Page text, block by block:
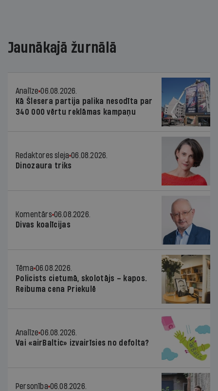
Jaunākajā žurnālā
Analīze 06.08.2026.
Kā Šlesera partija palika nesodīta par
340 000 vērtu reklāmas kampaņu
Redaktores sleja 06.08.2026.
Dinozaura triks
Komentārs 06.08.2026.
Divas koalīcijas
Tēma 06.08.2026.
Policists cietumā, skolotājs – kapos.
Reibuma cena Priekulē
Analīze 06.08.2026.
Vai «airBaltic» izvairīsies no defolta?
Personība 06.08.2026.